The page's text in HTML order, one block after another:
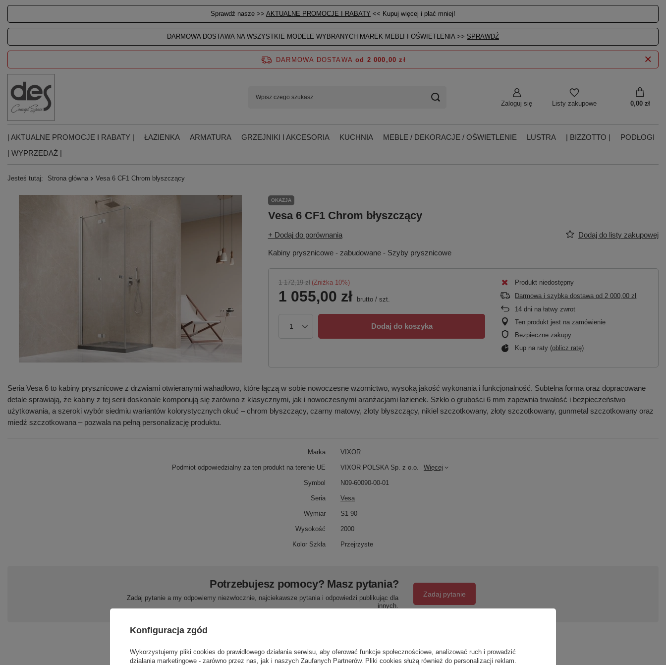
Sprawdź nasze >> AKTUALNE PROMOCJE I RABATY << Kupuj więcej i płać mniej!
DARMOWA DOSTAWA NA WSZYSTKIE MODELE WYBRANYCH MAREK MEBLI I OŚWIETLENIA >> SPRAWDŹ
Zaloguj się Listy zakupowe 0,00 zł
DARMOWA DOSTAWA od 2 000,00 zł
| AKTUALNE PROMOCJE I RABATY | ŁAZIENKA ARMATURA GRZEJNIKI I AKCESORIA KUCHNIA MEBLE / DEKORACJE / OŚWIETLENIE LUSTRA | BIZZOTTO |
PODŁOGI
| WYPRZEDAŻ |
Jesteś tutaj: Strona główna Vesa 6 CF1 Chrom błyszczący
OKAZJA
Vesa 6 CF1 Chrom błyszczący
+ Dodaj do porównania Dodaj do listy zakupowej
Kabiny prysznicowe - zabudowane - Szyby prysznicowe
1 172,19 zł (Zniżka 10%)
1 055,00 zł brutto/ szt.
Dodaj do koszyka
Produkt niedostępny
Darmowa i szybka dostawa od 2 000,00 zł
14 dni na łatwy zwrot
Ten produkt jest na zamówienie
Bezpieczne zakupy
Kup na raty (oblicz ratę)
Seria Vesa 6 to kabiny prysznicowe z drzwiami otwieranymi wahadłowo, które łączą w sobie nowoczesne wzornictwo, wysoką jakość wykonania i funkcjonalność. Subtelna forma oraz dopracowane
detale sprawiają, że kabiny z tej serii doskonale komponują się zarówno z klasycznymi, jak i nowoczesnymi aranżacjami łazienek. Szkło o grubości 6 mm zapewnia trwałość i bezpieczeństwo
użytkowania, a szeroki wybór siedmiu wariantów kolorystycznych okuć – chrom błyszczący, czarny matowy, złoty błyszczący, nikiel szczotkowany, złoty szczotkowany, gunmetal szczotkowany oraz
miedź szczotkowana – pozwala na pełną personalizację produktu.
Marka VIXOR
Podmiot odpowiedzialny za ten produkt na terenie UE VIXOR POLSKA Sp. z o.o. Więcej
Symbol N09-60090-00-01
Seria Vesa
Wymiar S1 90
Wysokość 2000
Kolor Szkła Przejrzyste
Potrzebujesz pomocy? Masz pytania?
Zadaj pytanie a my odpowiemy niezwłocznie, najciekawsze pytania i odpowiedzi publikując dla
innych.
Zadaj pytanie
Napisz swoją opinię
Konfiguracja zgód
Wykorzystujemy pliki cookies do prawidłowego działania serwisu, aby oferować funkcje społecznościowe, analizować ruch i prowadzić
działania marketingowe - zarówno przez nas, jak i naszych Zaufanych Partnerów. Pliki cookies służą również do personalizacji reklam.